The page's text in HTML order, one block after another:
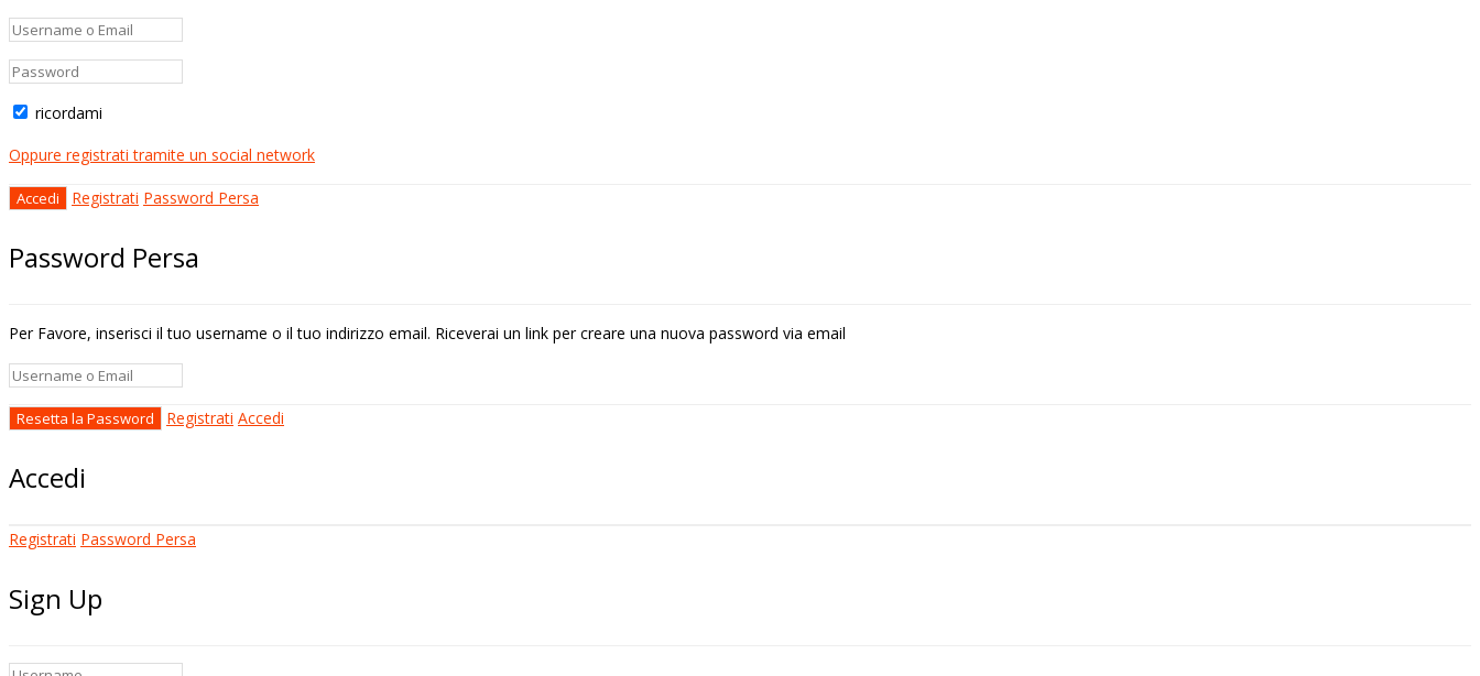
ricordami
Oppure registrati tramite un social network
Registrati Password Persa
Password Persa
Per Favore, inserisci il tuo username o il tuo indirizzo email. Riceverai un link per creare una nuova password via email
Registrati Accedi
Accedi
Registrati Password Persa
Sign Up